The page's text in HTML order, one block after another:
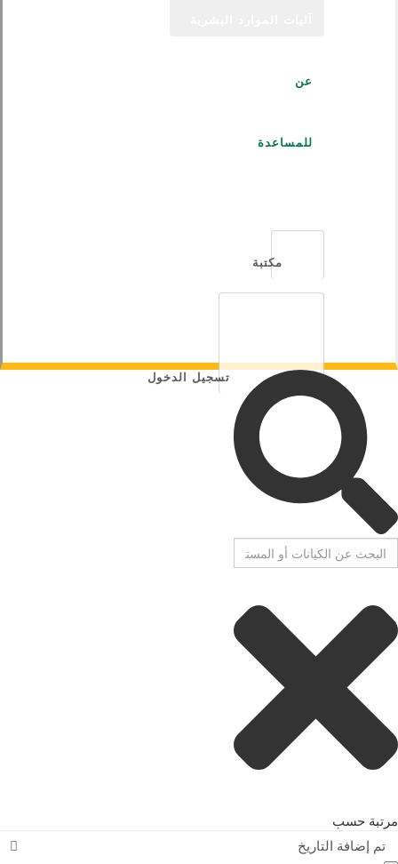
عن
للمساعدة
مكتبة
تسجيل الدخول
مرتبة حسب
تم إضافة التاريخ